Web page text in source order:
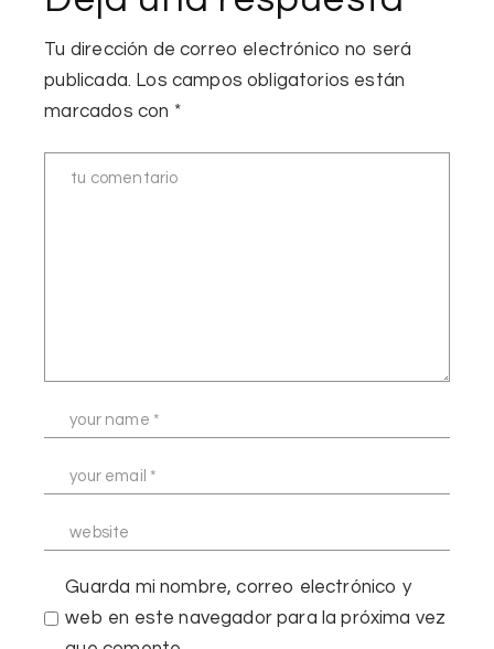
Tu dirección de correo electrónico no será
publicada. Los campos obligatorios están
marcados con *
Guarda mi nombre, correo electrónico y
web en este navegador para la próxima vez